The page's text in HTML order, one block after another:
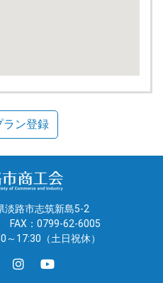
淡路市志筑新島5-2
FAX：0799-62-6005
～17:30（土日祝休）